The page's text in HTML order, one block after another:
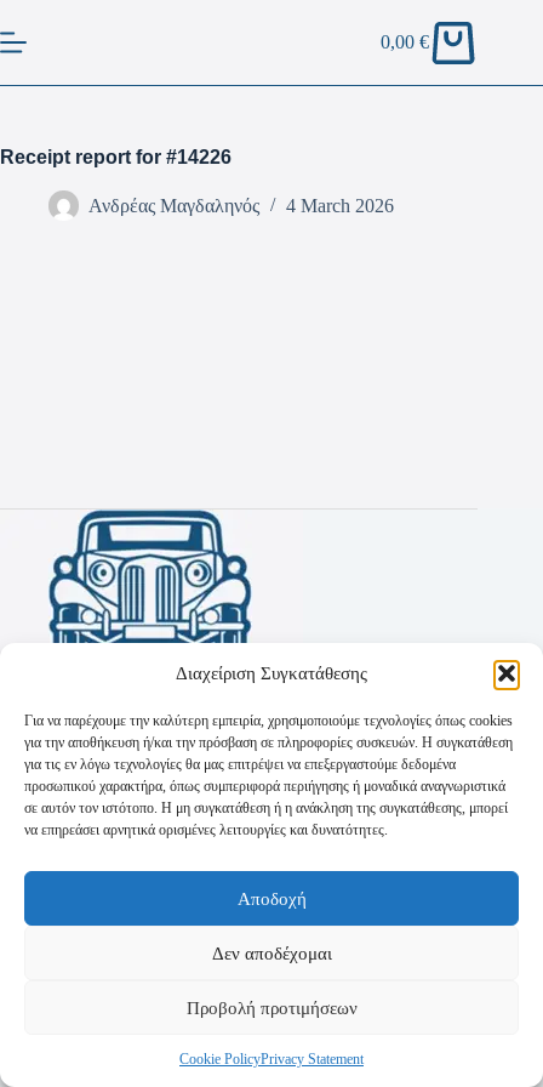
Διαχείριση Συγκατάθεσης
Για να παρέχουμε την καλύτερη εμπειρία, χρησιμοποιούμε τεχνολογίες όπως cookies
για την αποθήκευση ή/και την πρόσβαση σε πληροφορίες συσκευών. Η συγκατάθεση
για τις εν λόγω τεχνολογίες θα μας επιτρέψει να επεξεργαστούμε δεδομένα
προσωπικού χαρακτήρα, όπως συμπεριφορά περιήγησης ή μοναδικά αναγνωριστικά
σε αυτόν τον ιστότοπο. Η μη συγκατάθεση ή η ανάκληση της συγκατάθεσης, μπορεί
να επηρεάσει αρνητικά ορισμένες λειτουργίες και δυνατότητες.
Αποδοχή
Δεν αποδέχομαι
Προβολή προτιμήσεων
Cookie PolicyPrivacy Statement
0,00€
Receipt report for #14226
Ανδρέας Μαγδαληνός 4 March 2026
Πολιτική Απορρήτου
Τρόποι Αποστολής
Τρόποι Πληρωμής